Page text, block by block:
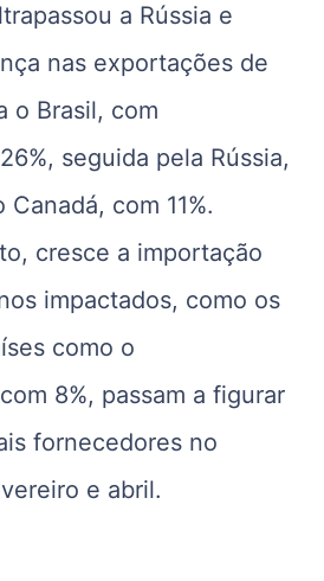
a Rússia e
nas exportações de
o Brasil, com
seguida pela Rússia,
com 11%.
cresce a importação
impactados, como os
como o
8%, passam a figurar
fornecedores no
e abril.